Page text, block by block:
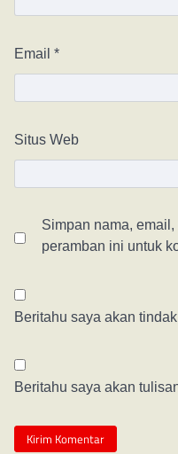
Email *
Situs Web
Simpan nama,
peramban ini untuk
Beritahu saya akan
Beritahu saya akan